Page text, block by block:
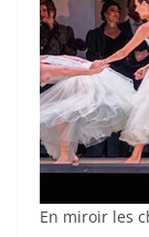
En miroir les